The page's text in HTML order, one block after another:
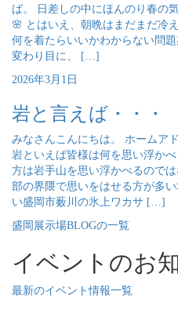
ば。 日差しの中にほんのり春の
🌸 とはいえ、朝晩はまだまだ冷
何を着たらいいかわからない問
変わり目に、 […]
2026年3月1日
岩と言えば・・・
みなさんこんにちは。 ホームア
岩といえば皆様は何を思い浮か
方は岩手山を思い浮かべるので
部の界隈で思いをはせる方が多
い盛岡市薮川の氷上ワカサ […]
盛岡展示場BLOGの一覧
イベントのお
最新のイベント情報一覧